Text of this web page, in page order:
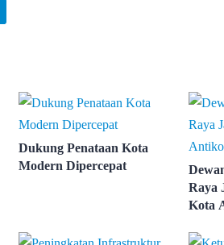
Dukung Penataan Kota
Modern Dipercepat
Raya
Kota